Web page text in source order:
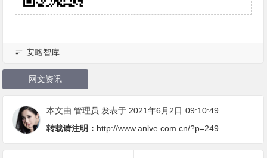
安略智库
网文资讯
本文由管理员 发表于 2021年6月2日 09:10:49
转载请注明： http://www.anlve.com.cn/?p=249